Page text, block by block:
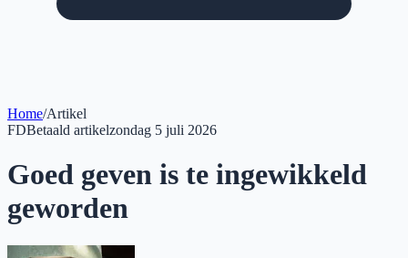
Home/Artikel
FDBetaald artikelzondag 5 juli 2026
Goed geven is te ingewikkeld
geworden